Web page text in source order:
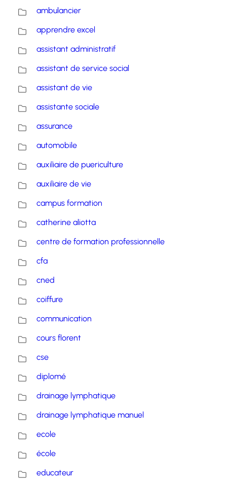
ambulancier
apprendre excel
assistant administratif
assistant de service social
assistant de vie
assistante sociale
assurance
automobile
auxiliaire de puericulture
auxiliaire de vie
campus formation
catherine aliotta
centre de formation professionnelle
cfa
cned
coiffure
communication
cours florent
cse
diplomé
drainage lymphatique
drainage lymphatique manuel
ecole
école
educateur